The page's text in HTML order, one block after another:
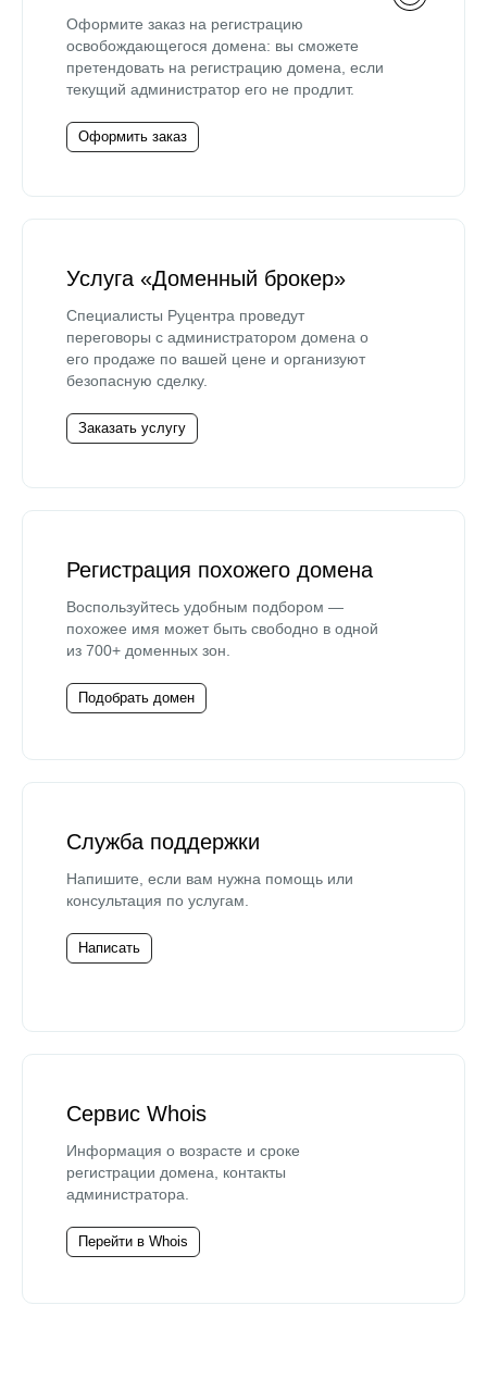
Оформите заказ на регистрацию
освобождающегося домена: вы сможете
претендовать на регистрацию домена, если
текущий администратор его не продлит.
Оформить заказ
Услуга «Доменный брокер»
Специалисты Руцентра проведут
переговоры с администратором домена о
его продаже по вашей цене и организуют
безопасную сделку.
Заказать услугу
Регистрация похожего домена
Воспользуйтесь удобным подбором —
похожее имя может быть свободно в одной
из 700+ доменных зон.
Подобрать домен
Служба поддержки
Напишите, если вам нужна помощь или
консультация по услугам.
Написать
Сервис Whois
Информация о возрасте и сроке
регистрации домена, контакты
администратора.
Перейти в Whois